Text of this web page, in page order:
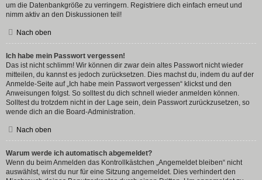
um die Datenbankgröße zu verringern. Registriere dich einfach erneut und
nimm aktiv an den Diskussionen teil!
Nach oben
Ich habe mein Passwort vergessen!
Das ist nicht schlimm! Wir können dir zwar dein altes Passwort nicht wieder
mitteilen, du kannst es jedoch zurücksetzen. Dies machst du, indem du auf der
Anmelde-Seite auf „Ich habe mein Passwort vergessen“ klickst und den
Anweisungen folgst. So solltest du dich schnell wieder anmelden können.
Solltest du trotzdem nicht in der Lage sein, dein Passwort zurückzusetzen, so
wende dich an die Board-Administration.
Nach oben
Warum werde ich automatisch abgemeldet?
Wenn du beim Anmelden das Kontrollkästchen „Angemeldet bleiben“ nicht
auswählst, wirst du nur für eine Sitzung angemeldet. Dies verhindert den